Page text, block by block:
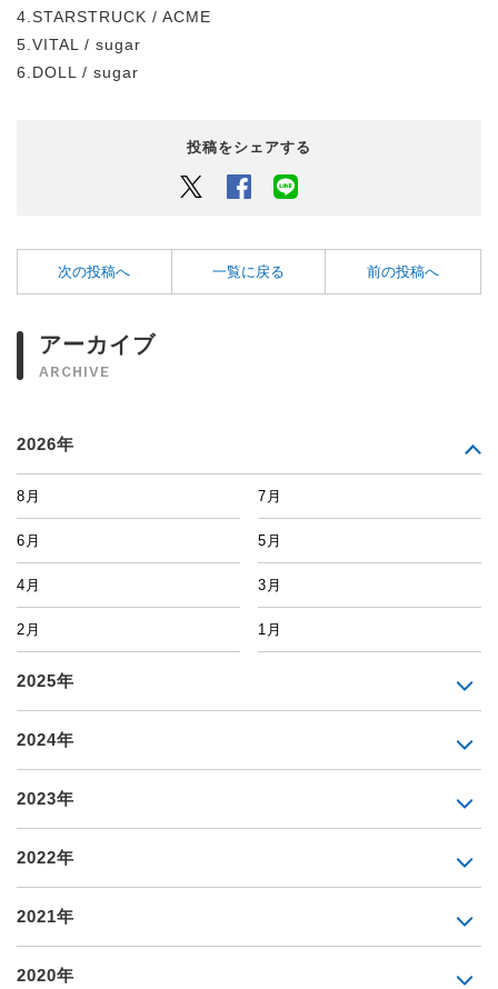
4.STARSTRUCK / ACME
5.VITAL / sugar
6.DOLL / sugar
投稿をシェアする
Twitter Facebook
次の投稿へ 一覧に戻る 前の投稿へ
アーカイブ
ARCHIVE
2026年
8月 7月
6月 5月
4月 3月
2月 1月
2025年
2024年
2023年
2022年
2021年
2020年